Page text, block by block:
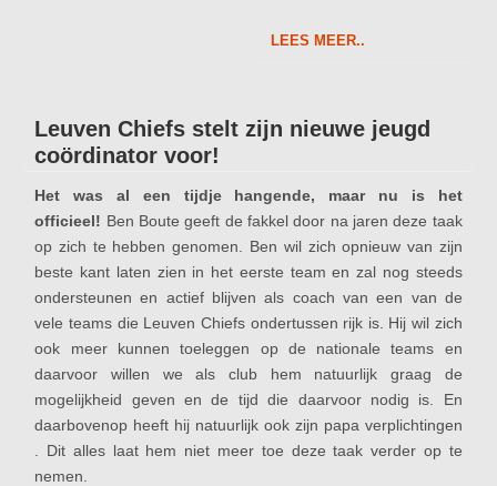
LEES MEER..
Leuven Chiefs stelt zijn nieuwe jeugd
coördinator voor!
Het was al een tijdje hangende, maar nu is het
officieel! Ben Boute geeft de fakkel door na jaren deze taak
op zich te hebben genomen. Ben wil zich opnieuw van zijn
beste kant laten zien in het eerste team en zal nog steeds
ondersteunen en actief blijven als coach van een van de
vele teams die Leuven Chiefs ondertussen rijk is. Hij wil zich
ook meer kunnen toeleggen op de nationale teams en
daarvoor willen we als club hem natuurlijk graag de
mogelijkheid geven en de tijd die daarvoor nodig is. En
daarbovenop heeft hij natuurlijk ook zijn papa verplichtingen
. Dit alles laat hem niet meer toe deze taak verder op te
nemen.